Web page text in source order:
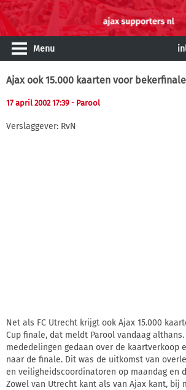
Menu
Ajax ook 15.000 kaarten voor bekerfinale
17 april 2002 17:39 - Parool
Verslaggever: RvN
Net als FC Utrecht krijgt ook Ajax 15.000
Cup finale, dat meldt Parool vandaag
mededelingen gedaan over de kaartverkoop
naar de finale. Dit was de uitkomst van
en veiligheidscoordinatoren op maandag en
Zowel van Utrecht kant als van Ajax kant, bij